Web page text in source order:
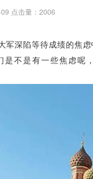
点击量：2006
军深陷等待成绩的焦
是不是有一些焦虑呢